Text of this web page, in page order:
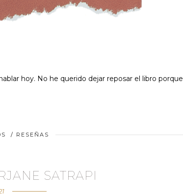
hoy. No he querido dejar reposar el libro
/ RESEÑAS
SATRAPI